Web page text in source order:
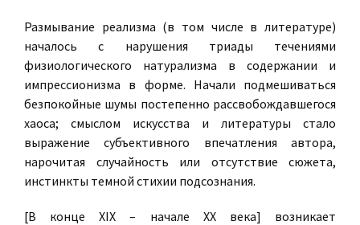
Размывание реализма (в том числе в литературе)
началось с нарушения триады течениями
физиологического натурализма в содержании и
импрессионизма в форме. Начали подмешиваться
безпокойные шумы постепенно рассвобождавшегося
хаоса; смыслом искусства и литературы стало
выражение субъективного впечатления автора,
нарочитая случайность или отсутствие сюжета,
инстинкты темной стихии подсознания.
[В конце XIX – начале ХХ века] возникает